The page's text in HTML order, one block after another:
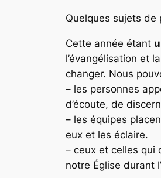
Quelques sujets de
Cette année étant
l’évangélisation et
changer. Nous
– les personnes
d’écoute, de
– les équipes
eux et les éclaire.
– ceux et celles qui
notre Église durant